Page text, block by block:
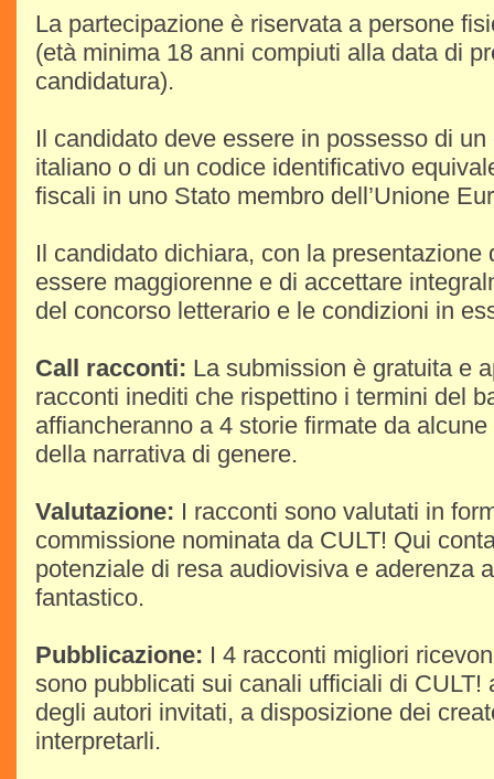
La partecipazione è riservata a persone
(età minima 18 anni compiuti alla data di
candidatura).
Il candidato deve essere in possesso di
italiano o di un codice identificativo
fiscali in uno Stato membro dell’Unione
Il candidato dichiara, con la presentazione
essere maggiorenne e di accettare
del concorso letterario e le condizioni in
Call racconti: La submission è gratuita e
racconti inediti che rispettino i termini del
affiancheranno a 4 storie firmate da
della narrativa di genere.
Valutazione: I racconti sono valutati in
commissione nominata da CULT! Qui
potenziale di resa audiovisiva e aderenza
fantastico.
Pubblicazione: I 4 racconti migliori
sono pubblicati sui canali ufficiali di CULT!
degli autori invitati, a disposizione dei
interpretarli.